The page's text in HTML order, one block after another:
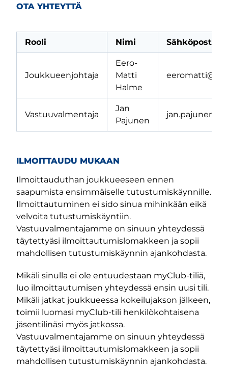
OTA YHTEYTTÄ
Rooli Nimi Sähköposti
Joukkueenjohtaja
Eero-
Matti
Halme
Vastuuvalmentaja
Jan
Pajunen
ILMOITTAUDU MUKAAN
Ilmoittauduthan joukkueeseen ennen
saapumista ensimmäiselle tutustumiskäynnille.
Ilmoittautuminen ei sido sinua mihinkään eikä
velvoita tutustumiskäyntiin.
Vastuuvalmentajamme on sinuun yhteydessä
täytettyäsi ilmoittautumislomakkeen ja sopii
mahdollisen tutustumiskäynnin ajankohdasta.
Mikäli sinulla ei ole entuudestaan myClub-tiliä,
luo ilmoittautumisen yhteydessä ensin uusi tili.
Mikäli jatkat joukkueessa kokeilujakson jälkeen,
toimii luomasi myClub-tili henkilökohtaisena
jäsentilinäsi myös jatkossa.
Vastuuvalmentajamme on sinuun yhteydessä
täytettyäsi ilmoittautumislomakkeen ja sopii
mahdollisen tutustumiskäynnin ajankohdasta.
sivu
kanava